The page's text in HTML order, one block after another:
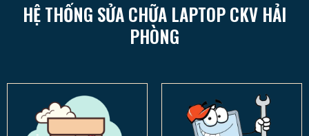
HỆ THỐNG SỬA CHỮA LAPTOP CKV HẢI
PHÒNG